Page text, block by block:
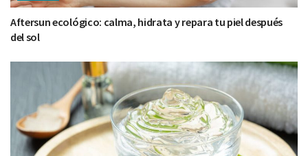
Aftersun ecológico: calma, hidrata y repara tu piel después
del sol